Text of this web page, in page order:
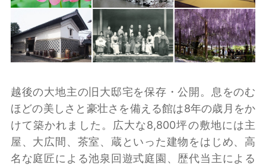
越後の大地主の旧大邸宅を保存・公開。息をのむ
ほどの美しさと豪壮さを備える館は8年の歳月をか
けて築かれました。広大な8,800坪の敷地には主
屋、大広間、茶室、蔵といった建物をはじめ、高
名な庭匠による池泉回遊式庭園、歴代当主による